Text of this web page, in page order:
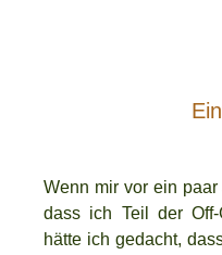
Wenn mir vor ein
dass ich Teil der Off-
hätte ich gedacht,